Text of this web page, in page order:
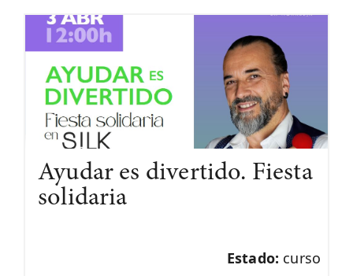
Ayudar es divertido. Fiesta
solidaria
Estado: curso